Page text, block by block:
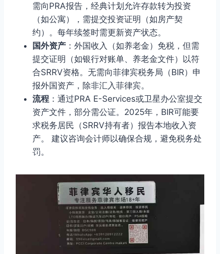
需向PRA报告，经典计划允许存款转为投资
（如公寓），需提交投资证明（如房产契
约）。每年续签时需更新资产状态。
国外资产 ：外国收入（如养老金）免税，但需
提交证明（如银行对账单、养老金文件）以符
合SRRV资格。无需向菲律宾税务局（BIR）申
报外国资产，除非汇入菲律宾。
流程 ：通过PRA E-Services或卫星办公室提交
资产文件，部分需公证。2025年，BIR可能要
求税务居民（SRRV持有者）报告本地收入资
产。 建议咨询会计师以确保合规，避免税务处
罚。